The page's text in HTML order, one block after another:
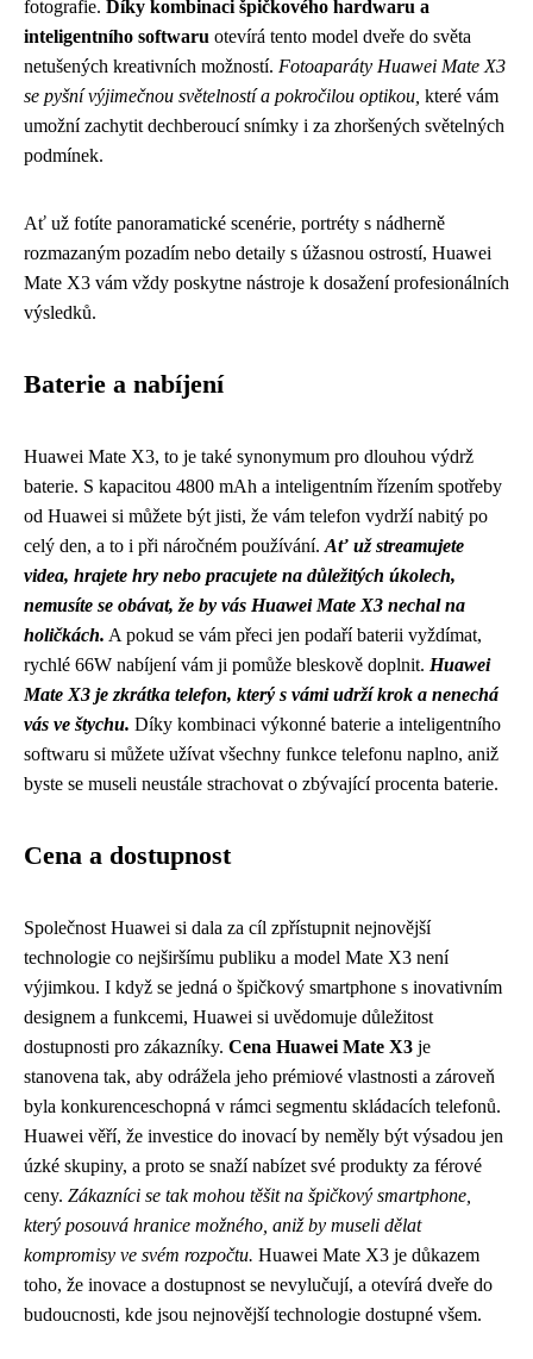
fotografie. Díky kombinaci špičkového hardwaru a
inteligentního softwaru otevírá tento model dveře do světa
netušených kreativních možností. Fotoaparáty Huawei Mate X3
se pyšní výjimečnou světelností a pokročilou optikou, které vám
umožní zachytit dechberoucí snímky i za zhoršených světelných
podmínek.
Ať už fotíte panoramatické scenérie, portréty s nádherně
rozmazaným pozadím nebo detaily s úžasnou ostrostí, Huawei
Mate X3 vám vždy poskytne nástroje k dosažení profesionálních
výsledků.
Baterie a nabíjení
Huawei Mate X3, to je také synonymum pro dlouhou výdrž
baterie. S kapacitou 4800 mAh a inteligentním řízením spotřeby
od Huawei si můžete být jisti, že vám telefon vydrží nabitý po
celý den, a to i při náročném používání. Ať už streamujete
videa, hrajete hry nebo pracujete na důležitých úkolech,
nemusíte se obávat, že by vás Huawei Mate X3 nechal na
holičkách. A pokud se vám přeci jen podaří baterii vyždímat,
rychlé 66W nabíjení vám ji pomůže bleskově doplnit. Huawei
Mate X3 je zkrátka telefon, který s vámi udrží krok a nenechá
vás ve štychu. Díky kombinaci výkonné baterie a inteligentního
softwaru si můžete užívat všechny funkce telefonu naplno, aniž
byste se museli neustále strachovat o zbývající procenta baterie.
Cena a dostupnost
Společnost Huawei si dala za cíl zpřístupnit nejnovější
technologie co nejširšímu publiku a model Mate X3 není
výjimkou. I když se jedná o špičkový smartphone s inovativním
designem a funkcemi, Huawei si uvědomuje důležitost
dostupnosti pro zákazníky. Cena Huawei Mate X3 je
stanovena tak, aby odrážela jeho prémiové vlastnosti a zároveň
byla konkurenceschopná v rámci segmentu skládacích telefonů.
Huawei věří, že investice do inovací by neměly být výsadou jen
úzké skupiny, a proto se snaží nabízet své produkty za férové
ceny. Zákazníci se tak mohou těšit na špičkový smartphone,
který posouvá hranice možného, aniž by museli dělat
kompromisy ve svém rozpočtu. Huawei Mate X3 je důkazem
toho, že inovace a dostupnost se nevylučují, a otevírá dveře do
budoucnosti, kde jsou nejnovější technologie dostupné všem.